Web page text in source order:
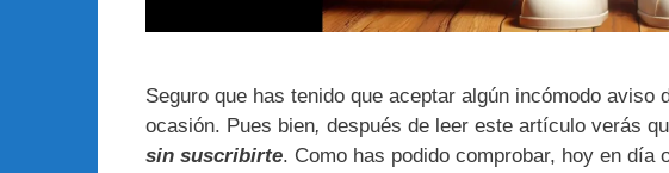
Seguro que has tenido que aceptar algún incómodo aviso
ocasión. Pues bien, después de leer este artículo verás
sin suscribirte. Como has podido comprobar, hoy en día